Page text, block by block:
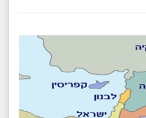
لا توجد لها إجابة واضحة وقاطعة.
أو البحث.
إلى الوحدة التعليميّة